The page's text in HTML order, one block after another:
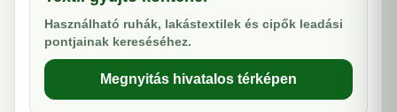
Használható ruhák, lakástextilek és cipők leadási
pontjainak kereséséhez.
Megnyitás hivatalos térképen